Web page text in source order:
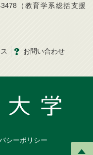
（教育学系総括支援
お問い合わせ
シーポリシー